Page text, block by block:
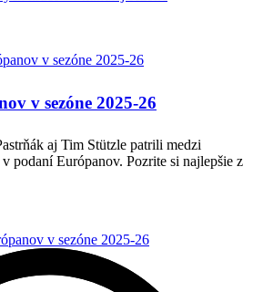
v sezóne 2025-26
aj Tim Stützle patrili medzi
podaní Európanov. Pozrite si najlepšie z